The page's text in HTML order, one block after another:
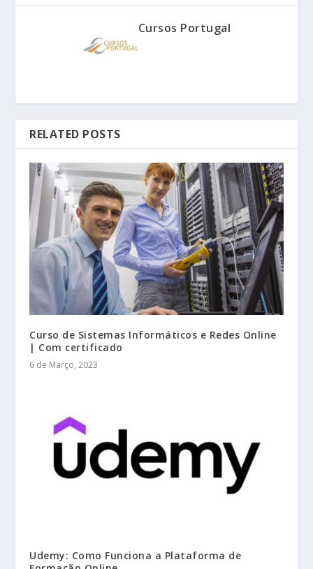
Cursos Portugal
RELATED POSTS
Curso de Sistemas Informáticos e Redes Online
| Com certificado
6 de Março, 2023
Udemy: Como Funciona a Plataforma de